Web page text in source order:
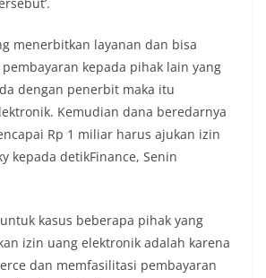
menerbitkan layanan dan bisa
kepada pihak lain yang
dengan penerbit maka itu
Kemudian dana beredarnya
Rp 1 miliar harus ajukan izin
kepada detikFinance, Senin
kasus beberapa pihak yang
izin uang elektronik adalah karena
dan memfasilitasi pembayaran